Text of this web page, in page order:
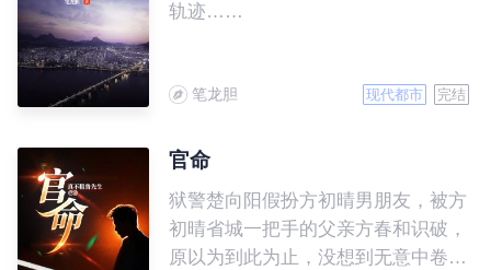
轨迹……
笔龙胆 现代都市 完结
官命
狱警楚向阳假扮方初晴男朋友，被方
初晴省城一把手的父亲方春和识破，
原以为到此为止，没想到无意中卷入